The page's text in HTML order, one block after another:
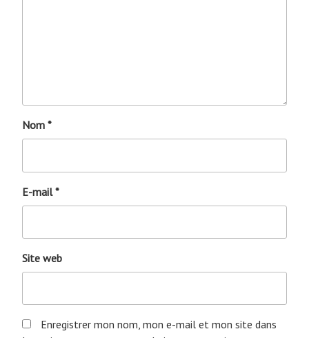
Nom *
E-mail*
Site web
Enregistrer mon nom, mon e-mail et mon site dans